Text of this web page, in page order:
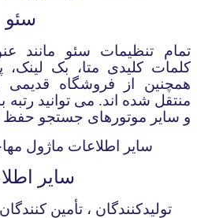
سئو
تمام تنظیمات سئو مانند
کلمات کلیدی متا، بک لینک،
همچنین از فروشگاه
منتقل شده اند. می توانید رتبه
و سایر موتورهای جستجو حفظ
سایر
تولیدکنندگان ، تأمین